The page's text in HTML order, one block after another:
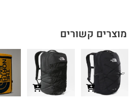
מוצרים קשורים